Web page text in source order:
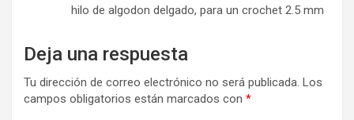
hilo de algodon delgado, para un crochet 2.5 mm
Deja una respuesta
Tu dirección de correo electrónico no será publicada. Los
campos obligatorios están marcados con *